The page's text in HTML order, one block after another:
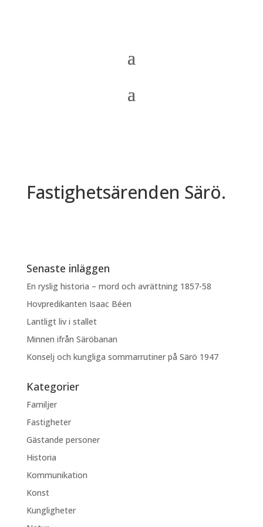
Fastighetsärenden Särö.
Senaste inläggen
En ryslig historia – mord och avrättning 1857-58
Hovpredikanten Isaac Béen
Lantligt liv i stallet
Minnen ifrån Säröbanan
Konselj och kungliga sommarrutiner på Särö 1947
Kategorier
Familjer
Fastigheter
Gästande personer
Historia
Kommunikation
Konst
Kungligheter